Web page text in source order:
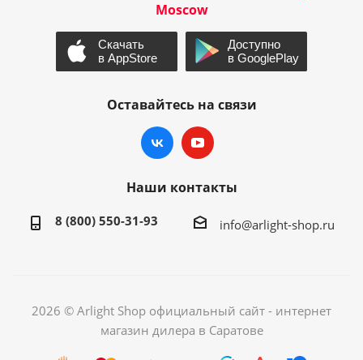
Moscow
Оставайтесь на связи
Наши контакты
8 (800) 550-31-93 info@arlight-shop.ru
2026 © Arlight Shop официальный сайт - интернет
магазин дилера в Саратове